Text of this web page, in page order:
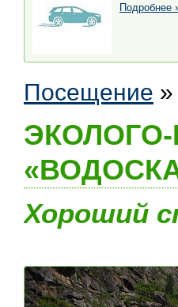
Подробнее
Посещение »
Хороший